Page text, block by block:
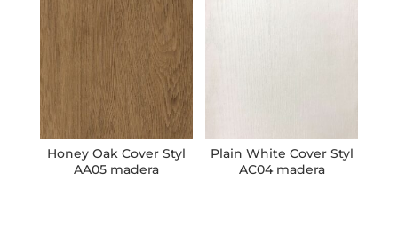
Honey Oak Cover Styl
AA05 madera
Plain White Cover Styl
AC04 madera